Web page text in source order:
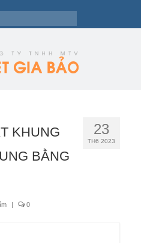
23
TH6 2023
KHUNG
BẰNG
| 0